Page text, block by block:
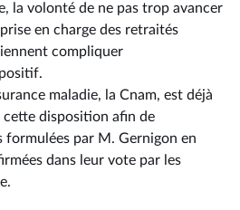
la volonté de ne pas trop avancer
en charge des retraités
compliquer
maladie, la Cnam, est déjà
disposition afin de
formulées par M. Gernigon en
dans leur vote par les